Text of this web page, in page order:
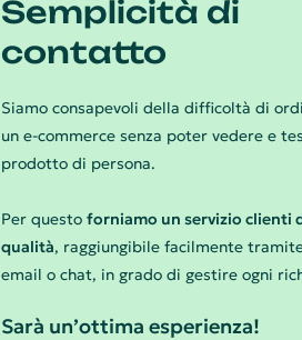
Semplicità di
contatto
Siamo consapevoli della difficoltà di
un e-commerce senza poter vedere e
prodotto di persona.
Per questo forniamo un servizio clienti
qualità, raggiungibile facilmente
email o chat, in grado di gestire ogni
Sarà un’ottima esperienza!